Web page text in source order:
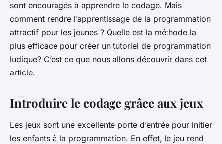
sont encouragés à apprendre le codage. Mais
comment rendre l’apprentissage de la programmation
attractif pour les jeunes ? Quelle est la méthode la
plus efficace pour créer un tutoriel de programmation
ludique? C’est ce que nous allons découvrir dans cet
article.
Introduire le codage grâce aux jeux
Les jeux sont une excellente porte d’entrée pour initier
les enfants à la programmation. En effet, le jeu rend